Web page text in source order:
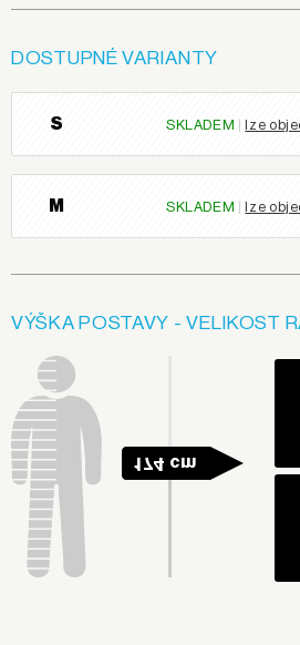
DOSTUPNÉ VARIANTY
S SKLADEM lze
M SKLADEM lze
VÝŠKA POSTAVY - VELIKOST
174 cm